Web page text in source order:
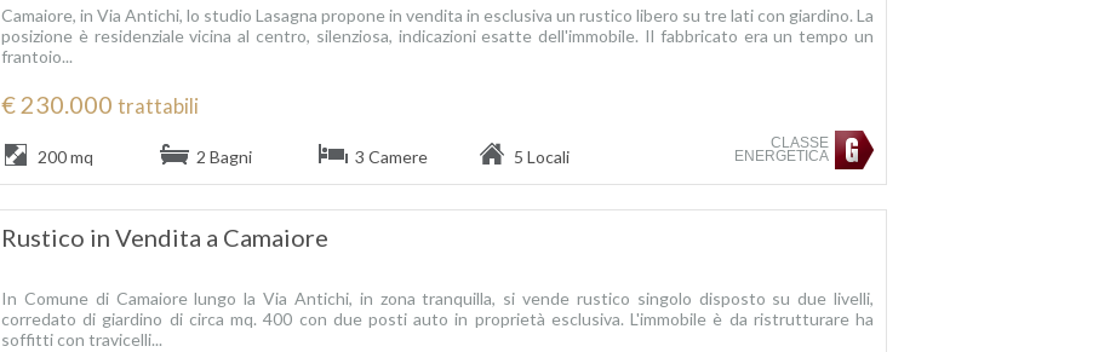
Camaiore, in Via Antichi, lo studio Lasagna propone in vendita in esclusiva un rustico libero su tre lati con giardino. La
posizione è residenziale vicina al centro, silenziosa, indicazioni esatte dell'immobile. Il fabbricato era un tempo un
frantoio...
€ 230.000 trattabili
200 mq 2 Bagni 3 Camere 5 Locali
CLASSE
ENERGETICA
Rustico in Vendita a Camaiore
In Comune di Camaiore lungo la Via Antichi, in zona tranquilla, si vende rustico singolo disposto su due livelli,
corredato di giardino di circa mq. 400 con due posti auto in proprietà esclusiva. L'immobile è da ristrutturare ha
soffitti con travicelli...